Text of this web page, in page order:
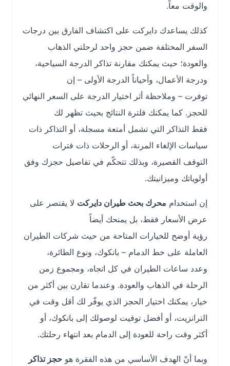
والوقت معاً.
كذلك يساعدك دايركت على اكتشاف الفارق بين درجات
السفر المختلفة ضمن حجز واحد لرحلتي الذهاب
والعودة؛ حيث يمكنك مقارنة تذاكر الدرجة السياحية،
ودرجة الأعمال، وأحياناً الدرجة الأولى – إن
توفرت – وملاحظة أثر اختيار الدرجة على السعر النهائي
للحجز. كما يمكنك فلترة النتائج بحيث تظهر لك
فقط التذاكر التي تشمل أمتعة مسجلة، أو التذاكر ذات
سياسات الإلغاء المرنة، أو الرحلات ذات فترات
التوقف القصيرة، وبذلك تتحكّم في تفاصيل حجزك وفق
أولوياتك وميزانيتك.
إن استخداممحرك بحث طيران دايركتلا يقتصر على
عرض الأسعار فقط، بل يمنحك أيضاً
رؤية أوضح للخيارات المتاحة من حيث شركات الطيران
العاملة على خط الدمام – بانكوك، ونوع الطائرة،
وعدد ساعات الطيران في كل اتجاه، ومجموع زمن
الرحلة في الذهاب والعودة. وعندما تقارن بين أكثر من
خيار، يمكنك اختيار الحجز الذي يوفّر لك أقل وقت في
الترانزيت، أو أفضل توقيت لوصولك إلى بانكوك، أو
أكثر وقت راحة للعودة إلى الدمام بعد انتهاء رحلتك.
وبما أنّ الهدف الأساسي من هذه الفقرة هوحجز تذاكر